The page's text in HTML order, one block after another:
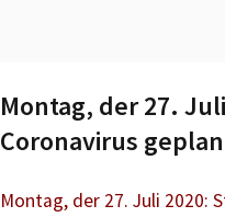
Montag, der 27.
Coronavirus
Montag, der 27. Juli 2020: